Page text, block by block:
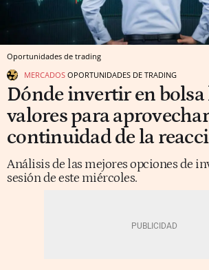
Oportunidades de trading
MERCADOS OPORTUNIDADES DE TRADING
Dónde invertir en bolsa
valores para
continuidad de la
Análisis de las mejores opciones de
sesión de este miércoles.